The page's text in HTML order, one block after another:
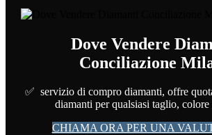
Dove Vendere
Conciliazione
✅ servizio di compro diamanti, offre
diamanti per qualsiasi taglio, colore
CHIAMA ORA PER UNA